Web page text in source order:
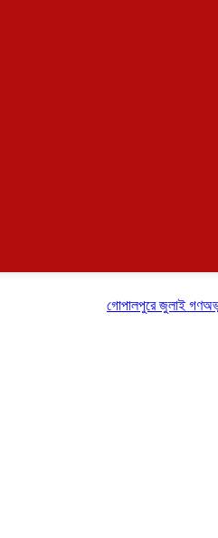
গোপালপুরে জুলাই